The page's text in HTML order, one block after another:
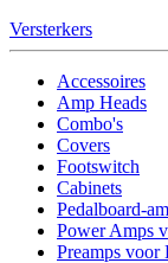
Versterkers
Accessoires
Amp Heads
Combo's
Covers
Footswitch
Cabinets
Pedalboard-
Power Amps
Preamps voor